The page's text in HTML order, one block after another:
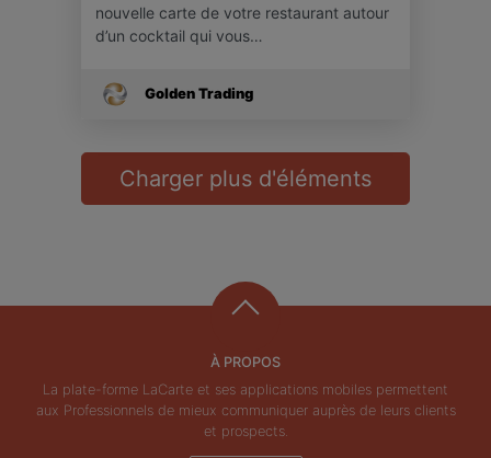
nouvelle carte de votre restaurant autour
d’un cocktail qui vous…
Golden Trading
Charger plus d'éléments
À PROPOS
La plate-forme LaCarte et ses applications mobiles permettent
aux Professionnels de mieux communiquer auprès de leurs clients
et prospects.